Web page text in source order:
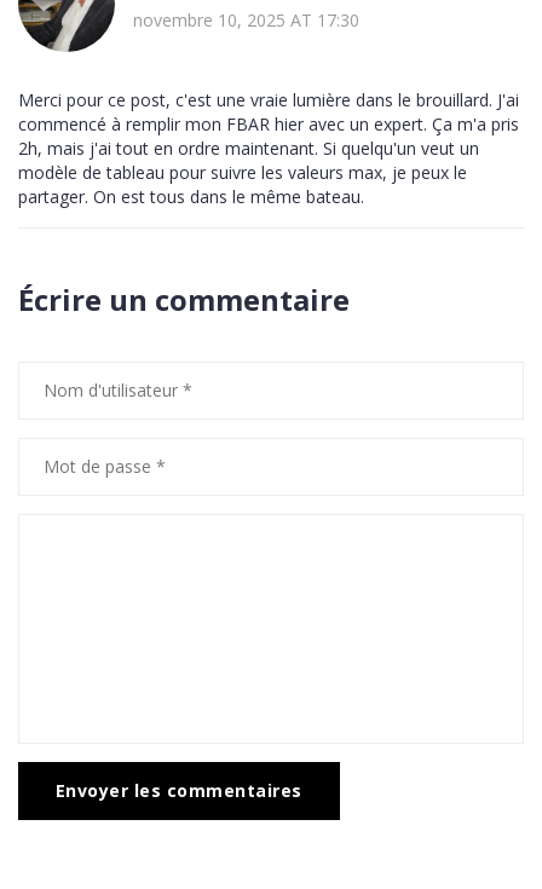
novembre 10, 2025 AT 17:30
Merci pour ce post, c'est une vraie lumière dans le brouillard. J'ai
commencé à remplir mon FBAR hier avec un expert. Ça m'a pris
2h, mais j'ai tout en ordre maintenant. Si quelqu'un veut un
modèle de tableau pour suivre les valeurs max, je peux le
partager. On est tous dans le même bateau.
Écrire un commentaire
Envoyer les commentaires